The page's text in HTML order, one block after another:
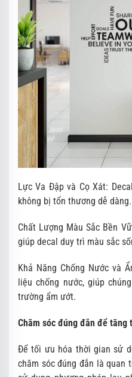
Lực Va Đập và Cọ Xát:
không bị tổn thương dễ dàng.
Chất Lượng Màu Sắc Bền
giúp decal duy trì màu sắc
Khả Năng Chống Nước và
liệu chống nước, giúp
trường ẩm ướt.
Chăm sóc đúng đắn để tăng
Để tối ưu hóa thời gian sử
chăm sóc đúng đắn là quan